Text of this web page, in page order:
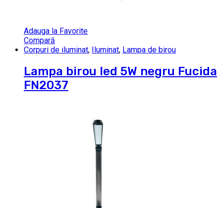
Adauga la Favorite
Compară
Corpuri de iluminat, Iluminat, Lampa de birou
Lampa birou led 5W negru Fucida
FN2037